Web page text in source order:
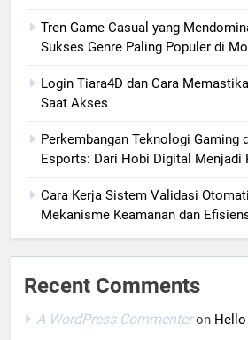
Tren Game Casual yang
Sukses Genre Paling Populer di
Login Tiara4D dan Cara
Saat Akses
Perkembangan Teknologi Gaming
Esports: Dari Hobi Digital Menjadi
Cara Kerja Sistem Validasi
Mekanisme Keamanan dan
Recent Comments
A WordPress Commenteron